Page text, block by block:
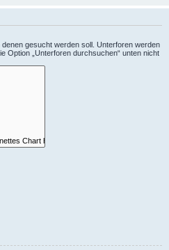
gesucht werden soll. Unterforen werden
Option „Unterforen durchsuchen“ unten nicht